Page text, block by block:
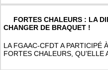
FORTES CHALEURS : LA
CHANGER DE BRAQUET !
LA FGAAC-CFDT A PARTICIPÉ
FORTES CHALEURS, QU’ELLE